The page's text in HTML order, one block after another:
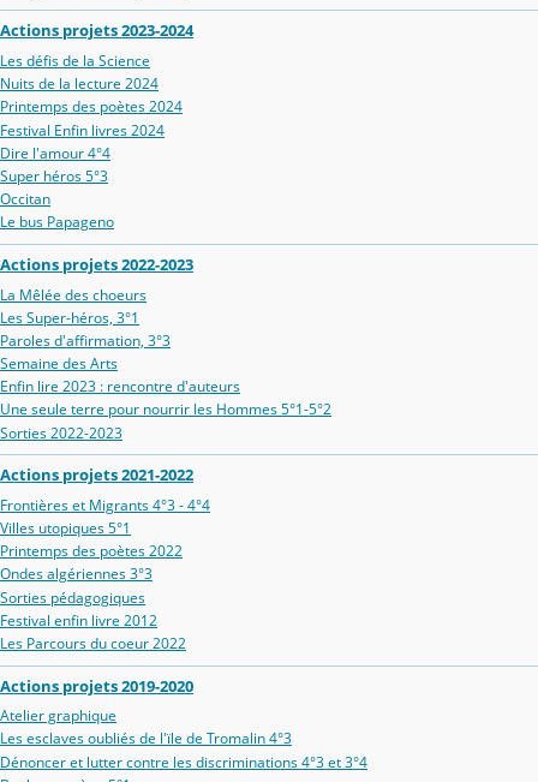
Actions projets 2023-2024
Les défis de la Science
Nuits de la lecture 2024
Printemps des poètes 2024
Festival Enfin livres 2024
Dire l'amour 4°4
Super héros 5°3
Occitan
Le bus Papageno
Actions projets 2022-2023
La Mêlée des choeurs
Les Super-héros, 3°1
Paroles d'affirmation, 3°3
Semaine des Arts
Enfin lire 2023 : rencontre d'auteurs
Une seule terre pour nourrir les Hommes 5°1-5°2
Sorties 2022-2023
Actions projets 2021-2022
Frontières et Migrants 4°3 - 4°4
Villes utopiques 5°1
Printemps des poètes 2022
Ondes algériennes 3°3
Sorties pédagogiques
Festival enfin livre 2012
Les Parcours du coeur 2022
Actions projets 2019-2020
Atelier graphique
Les esclaves oubliés de l'ïle de Tromalin 4°3
Dénoncer et lutter contre les discriminations 4°3 et 3°4